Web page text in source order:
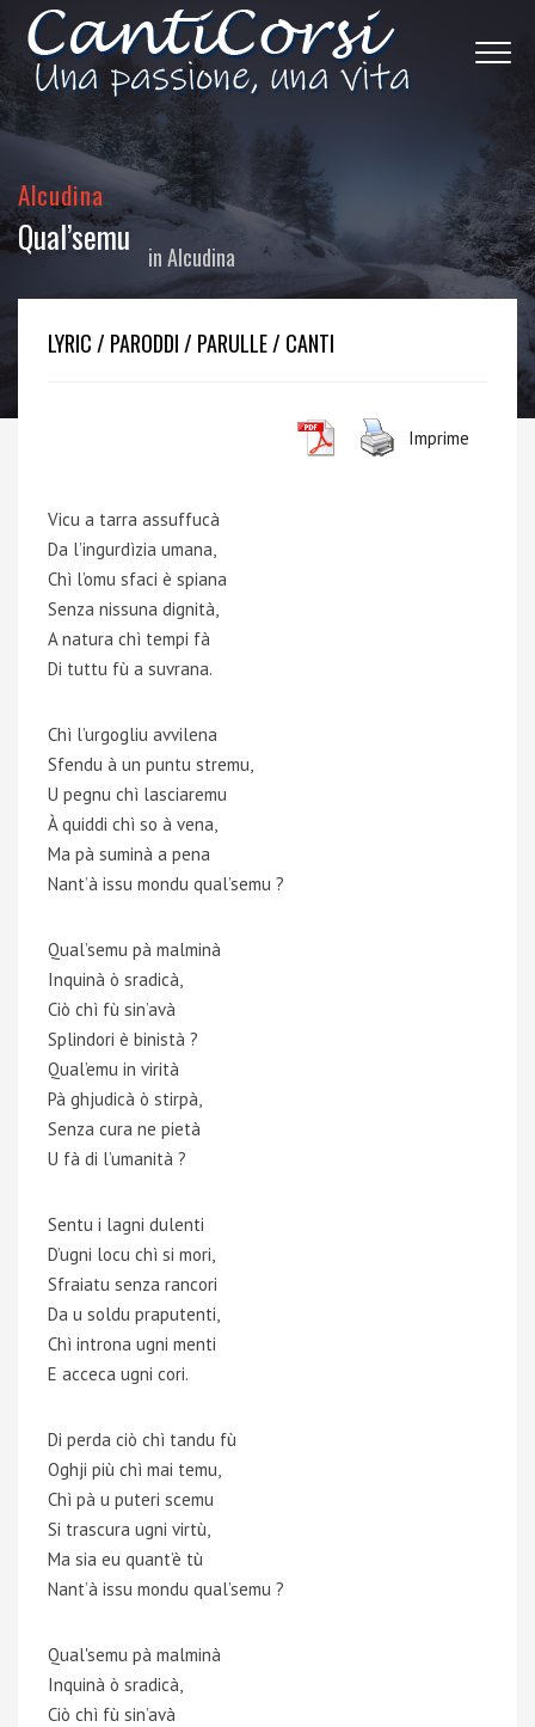
Alcudina
Qual’semu inAlcudina
LYRIC / PARODDI / PARULLE / CANTI
Imprime
Vicu a tarra assuffucà
Da l’ingurdìzia umana,
Chì l’omu sfaci è spiana
Senza nissuna dignità,
A natura chì tempi fà
Di tuttu fù a suvrana.
Chì l’urgogliu avvilena
Sfendu à un puntu stremu,
U pegnu chì lasciaremu
À quiddi chì so à vena,
Ma pà suminà a pena
Nant’à issu mondu qual’semu ?
Qual’semu pà malminà
Inquinà ò sradicà,
Ciò chì fù sin’avà
Splindori è binistà ?
Qual’emu in virità
Pà ghjudicà ò stirpà,
Senza cura ne pietà
U fà di l’umanità ?
Sentu i lagni dulenti
D’ugni locu chì si mori,
Sfraiatu senza rancori
Da u soldu praputenti,
Chì introna ugni menti
E acceca ugni cori.
Di perda ciò chì tandu fù
Oghji più chì mai temu,
Chì pà u puteri scemu
Si trascura ugni virtù,
Ma sia eu quant’è tù
Nant’à issu mondu qual’semu ?
Qual'semu pà malminà
Inquinà ò sradicà,
Ciò chì fù sin’avà